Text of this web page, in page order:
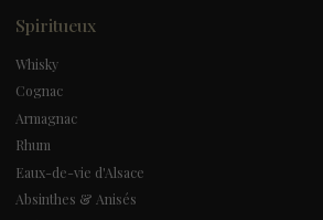
Spiritueux
Whisky
Cognac
Armagnac
Rhum
Eaux-de-vie d'Alsace
Absinthes & Anisés